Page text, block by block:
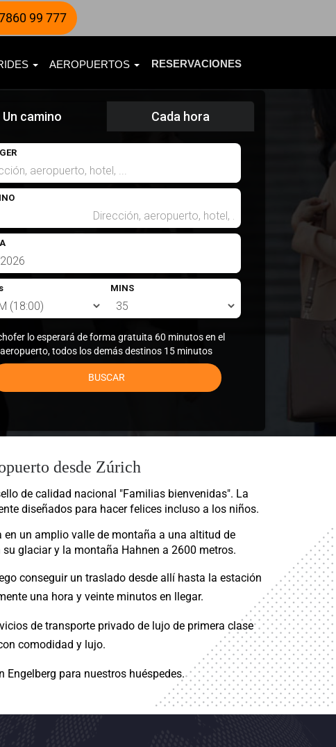
99 777
AEROPUERTOS RESERVACIONES
Un camino Cada hora
MINS
lo esperará de forma gratuita 60 minutos en el
aeropuerto, todos los demás destinos 15 minutos
BUSCAR
desde Zúrich
de calidad nacional "Familias bienvenidas". La
diseñados para hacer felices incluso a los niños.
un amplio valle de montaña a una altitud de
glaciar y la montaña Hahnen a 2600 metros.
conseguir un traslado desde allí hasta la estación
una hora y veinte minutos en llegar.
de transporte privado de lujo de primera clase
comodidad y lujo.
para nuestros huéspedes.